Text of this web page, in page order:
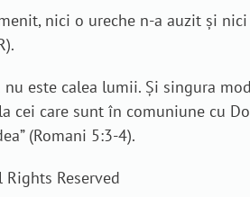
nici o ureche n-a auzit și
este calea lumii. Și singura
care sunt în comuniune cu
(Romani 5:3-4).
Reserved